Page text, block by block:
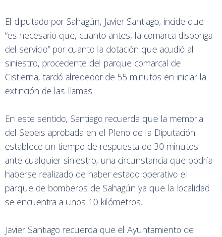
El diputado por Sahagún, Javier Santiago, incide que
“es necesario que, cuanto antes, la comarca disponga
del servicio” por cuanto la dotación que acudió al
siniestro, procedente del parque comarcal de
Cistierna, tardó alrededor de 55 minutos en iniciar la
extinción de las llamas.
En este sentido, Santiago recuerda que la memoria
del Sepeis aprobada en el Pleno de la Diputación
establece un tiempo de respuesta de 30 minutos
ante cualquier siniestro, una circunstancia que podría
haberse realizado de haber estado operativo el
parque de bomberos de Sahagún ya que la localidad
se encuentra a unos 10 kilómetros.
Javier Santiago recuerda que el Ayuntamiento de